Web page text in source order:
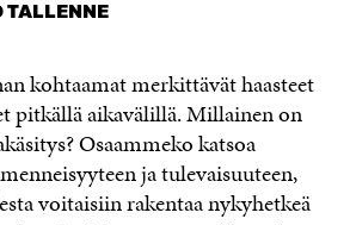
TALLENNE
kohtaamat merkittävät haasteet
pitkällä aikavälillä. Millainen on
Osaammeko katsoa
ja tulevaisuuteen,
voitaisiin rakentaa nykyhetkeä